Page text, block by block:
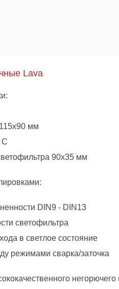
Lava
мм
С
90x35 мм
DIN9 - DIN13
светофильтра
в светлое состояние
режимами сварка/заточка